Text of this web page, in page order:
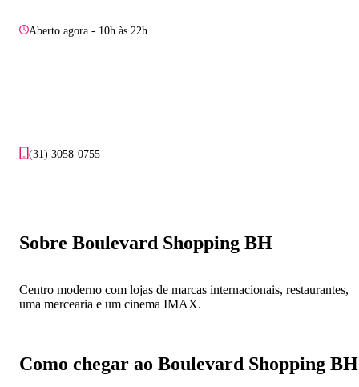
Aberto agora - 10h às 22h
(31) 3058-0755
Sobre Boulevard Shopping BH
Centro moderno com lojas de marcas internacionais, restaurantes,
uma mercearia e um cinema IMAX.
Como chegar ao Boulevard Shopping BH